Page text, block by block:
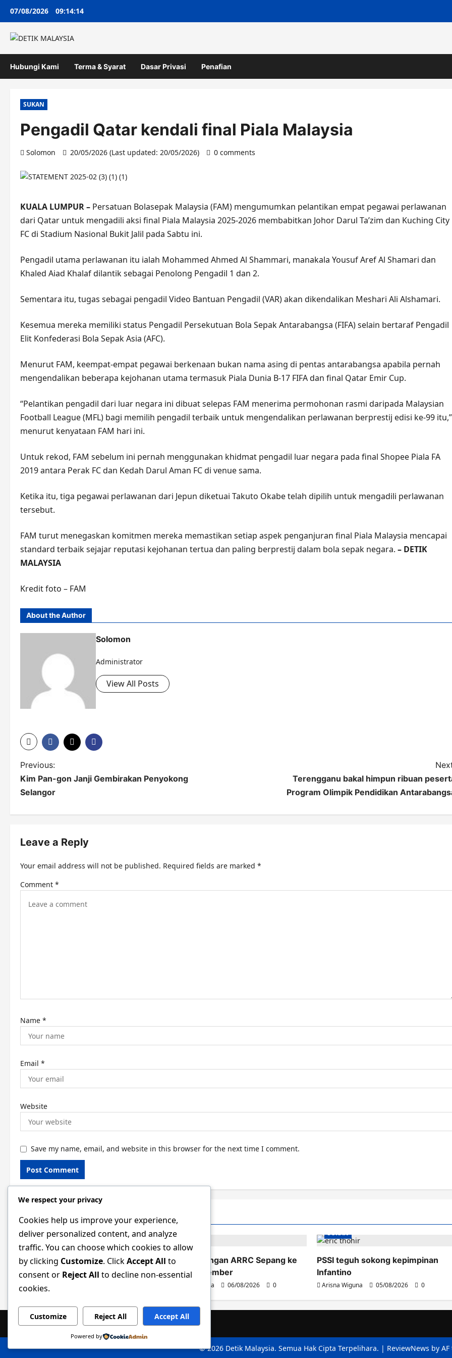
07/08/2026 09:14:14
Hubungi Kami Terma & Syarat Dasar Privasi Penafian
SUKAN
Pengadil Qatar kendali final Piala Malaysia
Solomon 20/05/2026 (Last updated: 20/05/2026) 0 comments
KUALA LUMPUR – Persatuan Bolasepak Malaysia (FAM) mengumumkan pelantikan empat pegawai perlawanan
dari Qatar untuk mengadili aksi final Piala Malaysia 2025-2026 membabitkan Johor Darul Ta’zim dan Kuching City
FC di Stadium Nasional Bukit Jalil pada Sabtu ini.
Pengadil utama perlawanan itu ialah Mohammed Ahmed Al Shammari, manakala Yousuf Aref Al Shamari dan
Khaled Aiad Khalaf dilantik sebagai Penolong Pengadil 1 dan 2.
Sementara itu, tugas sebagai pengadil Video Bantuan Pengadil (VAR) akan dikendalikan Meshari Ali Alshamari.
Kesemua mereka memiliki status Pengadil Persekutuan Bola Sepak Antarabangsa (FIFA) selain bertaraf Pengadil
Elit Konfederasi Bola Sepak Asia (AFC).
Menurut FAM, keempat-empat pegawai berkenaan bukan nama asing di pentas antarabangsa apabila pernah
mengendalikan beberapa kejohanan utama termasuk Piala Dunia B-17 FIFA dan final Qatar Emir Cup.
“Pelantikan pengadil dari luar negara ini dibuat selepas FAM menerima permohonan rasmi daripada Malaysian
Football League (MFL) bagi memilih pengadil terbaik untuk mengendalikan perlawanan berprestij edisi ke-99 itu,”
menurut kenyataan FAM hari ini.
Untuk rekod, FAM sebelum ini pernah menggunakan khidmat pengadil luar negara pada final Shopee Piala FA
2019 antara Perak FC dan Kedah Darul Aman FC di venue sama.
Ketika itu, tiga pegawai perlawanan dari Jepun diketuai Takuto Okabe telah dipilih untuk mengadili perlawanan
tersebut.
FAM turut menegaskan komitmen mereka memastikan setiap aspek penganjuran final Piala Malaysia mencapai
standard terbaik sejajar reputasi kejohanan tertua dan paling berprestij dalam bola sepak negara. – DETIK
MALAYSIA
Kredit foto – FAM
About the Author
Solomon
Administrator
View All Posts
P
o
n
i
n
Previous:
Kim Pan-gon Janji Gembirakan Penyokong
Selangor
Terengganu bakal himpun ribuan
Program Olimpik Pendidikan
Leave a Reply
Your email address will not be published. Required fields are marked *
Comment *
Name *
Email *
Website
Save my name, email, and website in this browser for the next time I comment.
Related Stories
SUKAN
Cuadrat rancang taktikal baharu
kekang ancaman Harimau Malaya
Solomon
Pinda pusingan ARRC Sepang ke
awal September
Arisna Wiguna 06/08/2026 0
SUKAN
PSSI teguh sokong kepimpinan
Infantino
Arisna Wiguna 05/08/2026 0
© 2026 Detik Malaysia. Semua Hak Cipta Terpelihara. | ReviewNews by
We respect your privacy
Cookies help us improve your experience,
deliver personalized content, and analyze
traffic. You can choose which cookies to allow
by clicking Customize. ClickAccept All to
consent or Reject All to decline non-essential
cookies.
Customize Reject All Accept All
Powered by